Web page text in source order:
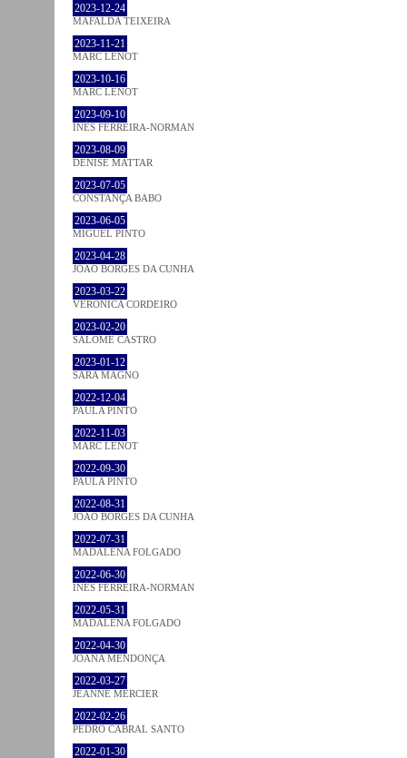
2023-12-24
MAFALDA TEIXEIRA
2023-11-21
MARC LENOT
2023-10-16
MARC LENOT
2023-09-10
INÊS FERREIRA-NORMAN
2023-08-09
DENISE MATTAR
2023-07-05
CONSTANÇA BABO
2023-06-05
MIGUEL PINTO
2023-04-28
JOÃO BORGES DA CUNHA
2023-03-22
VERONICA CORDEIRO
2023-02-20
SALOMÉ CASTRO
2023-01-12
SARA MAGNO
2022-12-04
PAULA PINTO
2022-11-03
MARC LENOT
2022-09-30
PAULA PINTO
2022-08-31
JOÃO BORGES DA CUNHA
2022-07-31
MADALENA FOLGADO
2022-06-30
INÊS FERREIRA-NORMAN
2022-05-31
MADALENA FOLGADO
2022-04-30
JOANA MENDONÇA
2022-03-27
JEANNE MERCIER
2022-02-26
PEDRO CABRAL SANTO
2022-01-30